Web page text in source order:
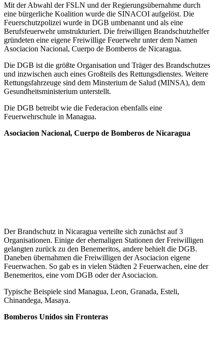
Mit der Abwahl der FSLN und der Regierungsübernahme durch
eine bürgerliche Koalition wurde die SINACOI aufgelöst. Die
Feuerschutzpolizei wurde in DGB umbenannt und als eine
Berufsfeuerwehr umstrukturiert. Die freiwilligen Brandschutzhelfer
gründeten eine eigene Freiwillige Feuerwehr unter dem Namen
Asociacion Nacional, Cuerpo de Bomberos de Nicaragua.
Die DGB ist die größte Organisation und Träger des Brandschutzes
und inzwischen auch eines Großteils des Rettungsdienstes. Weitere
Rettungsfahrzeuge sind dem Minsterium de Salud (MINSA), dem
Gesundheitsministerium unterstellt.
Die DGB betreibt wie die Federacion ebenfalls eine
Feuerwehrschule in Managua.
Asociacion Nacional, Cuerpo de Bomberos de Nicaragua
Der Brandschutz in Nicaragua verteilte sich zunächst auf 3
Organisationen. Einige der ehemaligen Stationen der Freiwilligen
gelangten zurück zu den Benemeritos, andere behielt die DGB.
Daneben übernahmen die Freiwilligen der Asociacion eigene
Feuerwachen. So gab es in vielen Städten 2 Feuerwachen, eine der
Benemeritos, eine vom DGB oder der Asociacion.
Typische Beispiele sind Managua, Leon, Granada, Esteli,
Chinandega, Masaya.
Bomberos Unidos sin Fronteras